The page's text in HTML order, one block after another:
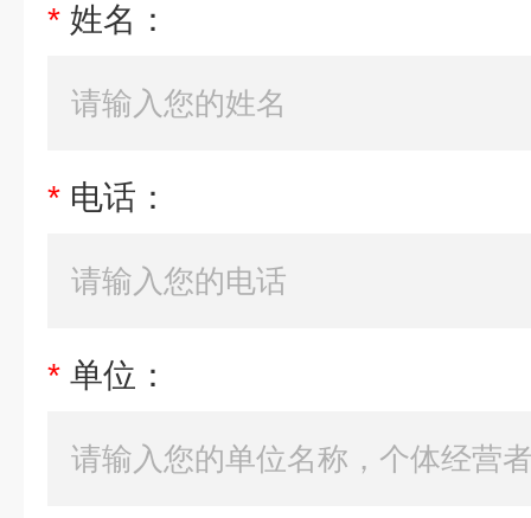
* 姓名：
* 电话：
* 单位：